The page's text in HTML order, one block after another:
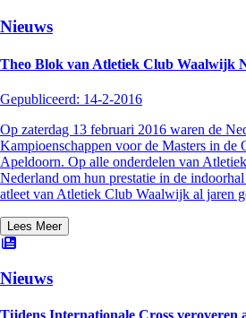
Nieuws
Theo Blok van Atletiek Club Waalwijk
Gepubliceerd: 14-2-2016
Op zaterdag 13 februari 2016 waren de
Kampioenschappen voor de Masters in de
Apeldoorn. Op alle onderdelen van
Nederland om hun prestatie in de
atleet van Atletiek Club Waalwijk al jaren
Lees Meer
Nieuws
Tijdens Internationale Cross veroveren